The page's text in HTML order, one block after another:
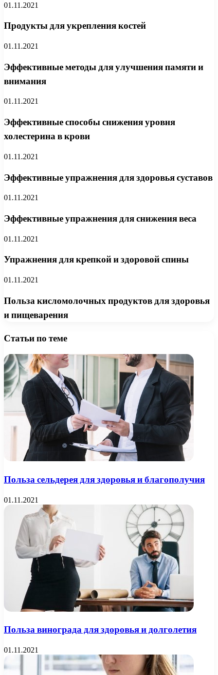
01.11.2021
Продукты для укрепления костей
01.11.2021
Эффективные методы для улучшения памяти и
внимания
01.11.2021
Эффективные способы снижения уровня
холестерина в крови
01.11.2021
Эффективные упражнения для здоровья суставов
01.11.2021
Эффективные упражнения для снижения веса
01.11.2021
Упражнения для крепкой и здоровой спины
01.11.2021
Польза кисломолочных продуктов для здоровья
и пищеварения
Статьи по теме
Польза сельдерея для здоровья и благополучия
01.11.2021
Польза винограда для здоровья и долголетия
01.11.2021